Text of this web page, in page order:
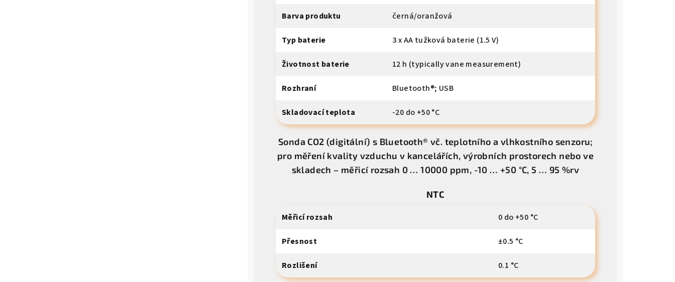
Barva produktu černá/oranžová
Typ baterie 3 x AA tužková baterie (1.5 V)
Životnost baterie 12 h (typically vane measurement)
Rozhraní Bluetooth®; USB
Skladovací teplota -20 do +50 °C
Sonda CO2 (digitální) s Bluetooth® vč. teplotního a vlhkostního senzoru;
pro měření kvality vzduchu v kancelářích, výrobních prostorech nebo ve
skladech – měřicí rozsah 0 … 10000 ppm, -10 … +50 °C, 5 … 95 %rv
NTC
Měřicí rozsah 0 do +50 °C
Přesnost ±0.5 °C
Rozlišení 0.1 °C